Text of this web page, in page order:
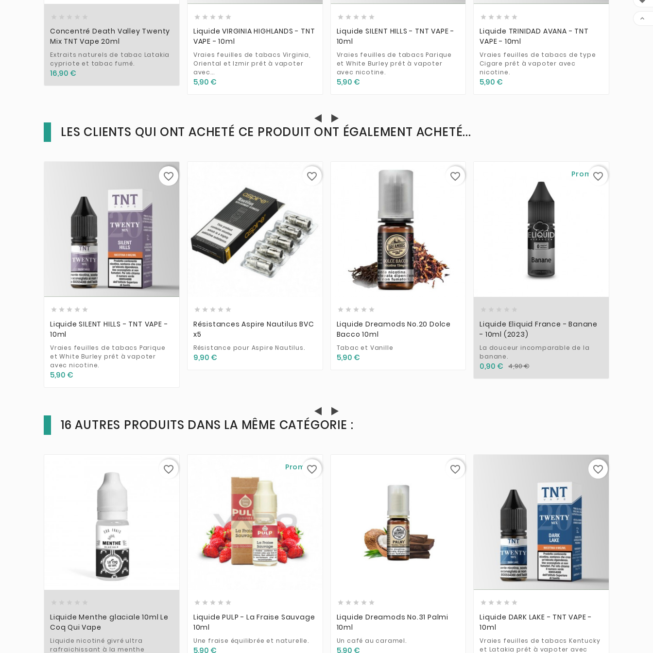
Concentré Death Valley Twenty
Mix TNT Vape 20ml
Extraits naturels de tabac Latakia
cypriote et tabac fumé.
16,90 €
    
Liquide VIRGINIA HIGHLANDS - TNT
VAPE - 10ml
Vraies feuilles de tabacs Virginia,
Oriental et Izmir prêt à vapoter
avec...
5,90 €
    
Liquide SILENT HILLS - TNT VAPE -
10ml
Vraies feuilles de tabacs Parique
et White Burley prêt à vapoter
avec nicotine.
5,90 €
    
Liquide TRINIDAD AVANA - TNT
VAPE - 10ml
Vraies feuilles de tabacs de type
Cigare prêt à vapoter avec
nicotine.
5,90 €

LES CLIENTS QUI ONT ACHETÉ CE PRODUIT ONT ÉGALEMENT ACHETÉ...
  
    
Liquide SILENT HILLS - TNT VAPE -
10ml
Vraies feuilles de tabacs Parique
et White Burley prêt à vapoter
avec nicotine.
5,90 €
favorite_border
    
Résistances Aspire Nautilus BVC
x5
Résistance pour Aspire Nautilus.
9,90 €
favorite_border
  
    
Liquide Dreamods No.20 Dolce
Bacco 10ml
Tabac et Vanille
5,90 €
favorite_border Promo !
Liquide Eliquid France - Banane
- 10ml (2023)
La douceur incomparable de la
banane.
0,90 € 4,90 €
favorite_border
16 AUTRES PRODUITS DANS LA MÊME CATÉGORIE :

Liquide Menthe glaciale 10ml Le
Coq Qui Vape
Liquide nicotiné givré ultra
rafraichissant à la menthe
favorite_border Promo !
    
Liquide PULP - La Fraise Sauvage
10ml
Une fraise équilibrée et naturelle.
5,90 €
favorite_border
    
Liquide Dreamods No.31 Palmi
10ml
Un café au caramel.
5,90 €
favorite_border
  
    
Liquide DARK LAKE - TNT VAPE -
10ml
Vraies feuilles de tabacs Kentucky
et Latakia prêt à vapoter avec
favorite_border
